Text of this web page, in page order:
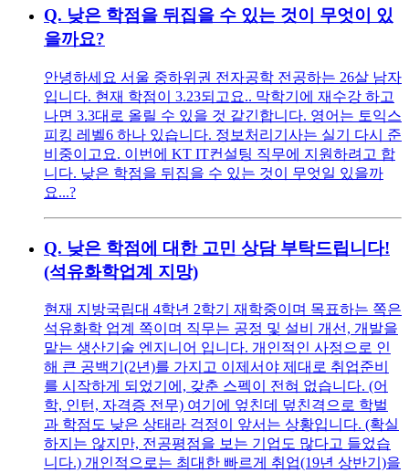
Q. 낮은 학점을 뒤집을 수 있는 것이 무엇이 있
을까요?
안녕하세요 서울 중하위권 전자공학 전공하는 26살 남자
입니다. 현재 학점이 3.23되고요.. 막학기에 재수강 하고
나면 3.3대로 올릴 수 있을 것 같긴합니다. 영어는 토익스
피킹 레벨6 하나 있습니다. 정보처리기사는 실기 다시 준
비중이고요. 이번에 KT IT컨설팅 직무에 지원하려고 합
니다. 낮은 학점을 뒤집을 수 있는 것이 무엇일 있을까
요...?
Q. 낮은 학점에 대한 고민 상담 부탁드립니다!
(석유화학업계 지망)
현재 지방국립대 4학년 2학기 재학중이며 목표하는 쪽은
석유화학 업계 쪽이며 직무는 공정 및 설비 개선, 개발을
맡는 생산기술 엔지니어 입니다. 개인적인 사정으로 인
해 큰 공백기(2년)를 가지고 이제서야 제대로 취업준비
를 시작하게 되었기에, 갖춘 스펙이 전혀 없습니다. (어
학, 인턴, 자격증 전무) 여기에 엎친데 덮친격으로 학벌
과 학점도 낮은 상태라 걱정이 앞서는 상황입니다. (확실
하지는 않지만, 전공평점을 보는 기업도 많다고 들었습
니다.) 개인적으로는 최대한 빠르게 취업(19년 상반기)을